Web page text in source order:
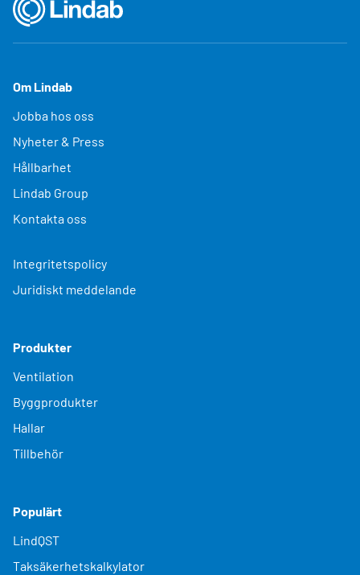
Om Lindab
Jobba hos oss
Nyheter & Press
Hållbarhet
Lindab Group
Kontakta oss
Integritetspolicy
Juridiskt meddelande
Produkter
Ventilation
Byggprodukter
Hallar
Tillbehör
Populärt
LindQST
Taksäkerhetskalkylator